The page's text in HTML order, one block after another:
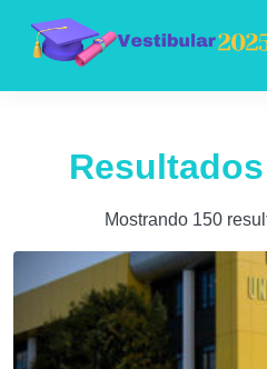
Mostrando 150